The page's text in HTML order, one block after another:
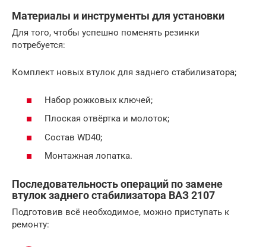
Материалы и инструменты для установки
Для того, чтобы успешно поменять резинки
потребуется:
Комплект новых втулок для заднего стабилизатора;
Набор рожковых ключей;
Плоская отвёртка и молоток;
Состав WD40;
Монтажная лопатка.
Последовательность операций по замене
втулок заднего стабилизатора ВАЗ 2107
Подготовив всё необходимое, можно приступать к
ремонту: